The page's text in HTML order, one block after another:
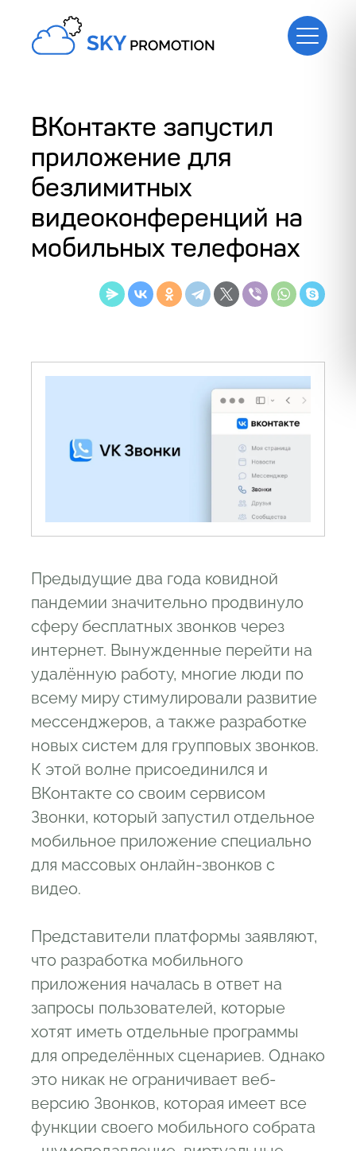
ВКонтакте запустил
приложение для
безлимитных
видеоконференций на
мобильных телефонах
Предыдущие два года ковидной
пандемии значительно продвинуло
сферу бесплатных звонков через
интернет. Вынужденные перейти на
удалённую работу, многие люди по
всему миру стимулировали развитие
мессенджеров, а также разработке
новых систем для групповых звонков.
К этой волне присоединился и
ВКонтакте со своим сервисом
Звонки, который запустил отдельное
мобильное приложение специально
для массовых онлайн-звонков с
видео.
Представители платформы заявляют,
что разработка мобильного
приложения началась в ответ на
запросы пользователей, которые
хотят иметь отдельные программы
для определённых сценариев. Однако
это никак не ограничивает веб-
версию Звонков, которая имеет все
функции своего мобильного собрата